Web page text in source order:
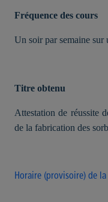
Fréquence des cours
Un soir par semaine sur
Titre obtenu
Attestation de réussite
de la fabrication des
Horaire (provisoire) de